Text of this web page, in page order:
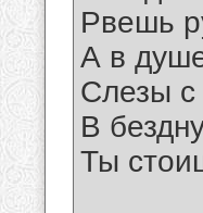
Рвешь
А в
Слезы с
В
Ты